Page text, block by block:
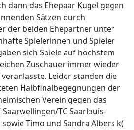
dann das Ehepaar Kugel gegen
Sätzen durch
der beiden Ehepartner unter
Spielerinnen und Spieler
sich Spiele auf höchstem
Zuschauer immer wieder
Leider standen die
Halbfinalbegegnungen der
Verein gegen das
Saarwellingen/TC Saarlouis-
Timo und Sandra Albers k(